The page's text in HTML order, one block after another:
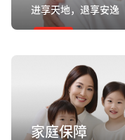
进享天地，退享安逸
家庭保障